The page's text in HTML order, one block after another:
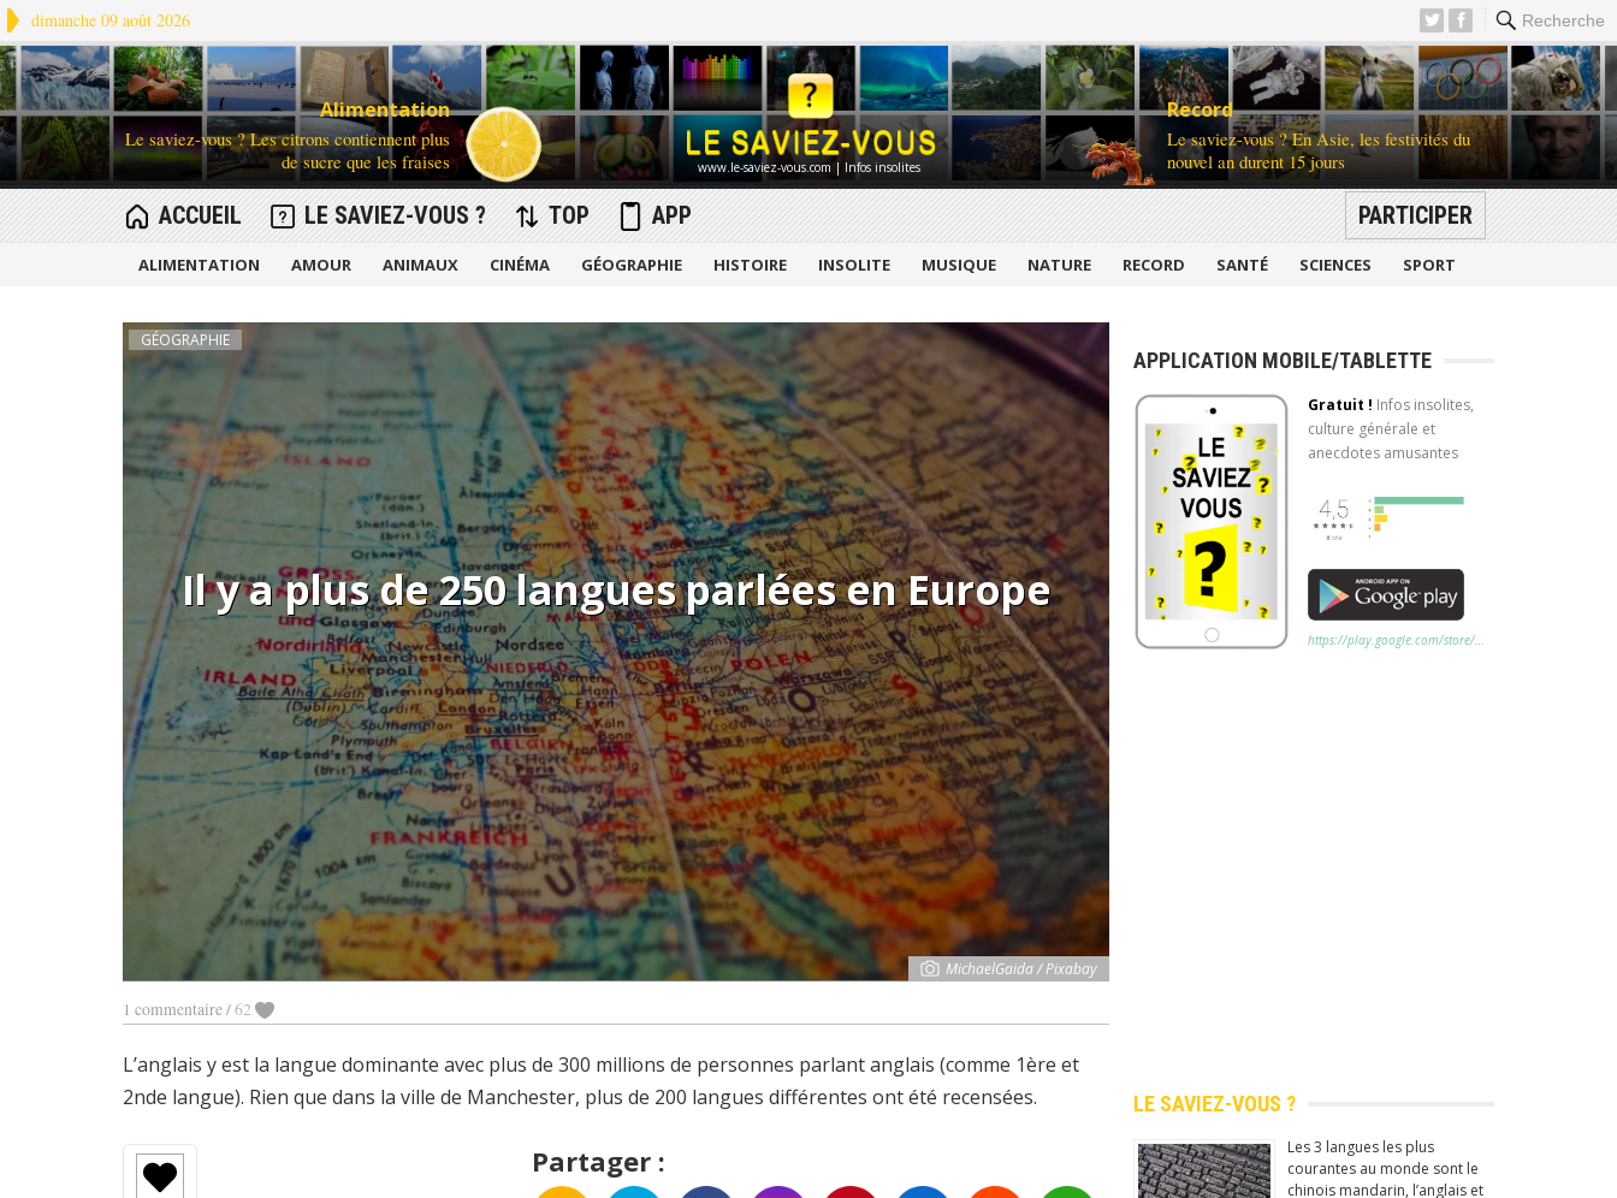
dimanche 09 août 2026 Recherche
www.le-saviez-vous.com | Infos insolites
Alimentation
Le saviez-vous ? Les citrons contiennent plus
de sucre que les fraises
Record
Le saviez-vous ? En Asie, les festivités du
nouvel an durent 15 jours
ACCUEIL LE SAVIEZ-VOUS ? TOP APP PARTICIPER
ALIMENTATION AMOUR ANIMAUX CINÉMA GÉOGRAPHIE HISTOIRE INSOLITE MUSIQUE NATURE RECORD SANTÉ SCIENCES SPORT
GÉOGRAPHIE
Il y a plus de 250 langues parlées en Europe
MichaelGaida / Pixabay
1 commentaire/62
L’anglais y est la langue dominante avec plus de 300 millions de personnes parlant anglais (comme 1ère et
2nde langue). Rien que dans la ville de Manchester, plus de 200 langues différentes ont été recensées.
Partager :
APPLICATION MOBILE/TABLETTE
Gratuit ! Infos insolites,
culture générale et
anecdotes amusantes
https://play.google.com/store/…
LE SAVIEZ-VOUS ?
Les 3 langues les plus
courantes au monde sont le
chinois mandarin, l’anglais et